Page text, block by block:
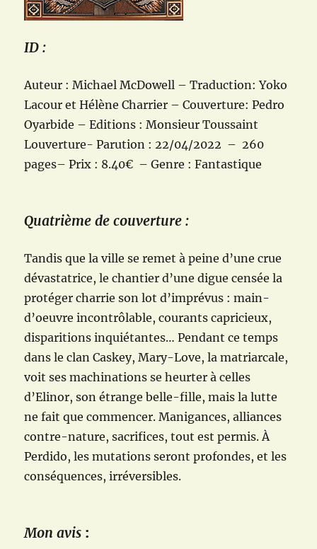
ID :
Auteur : Michael McDowell – Traduction: Yoko
Lacour et Hélène Charrier – Couverture: Pedro
Oyarbide – Editions : Monsieur Toussaint
Louverture- Parution : 22/04/2022 – 260
pages– Prix : 8.40€ – Genre : Fantastique
Quatrième de couverture :
Tandis que la ville se remet à peine d’une crue
dévastatrice, le chantier d’une digue censée la
protéger charrie son lot d’imprévus : main-
d’oeuvre incontrôlable, courants capricieux,
disparitions inquiétantes… Pendant ce temps
dans le clan Caskey, Mary-Love, la matriarcale,
voit ses machinations se heurter à celles
d’Elinor, son étrange belle-fille, mais la lutte
ne fait que commencer. Manigances, alliances
contre-nature, sacrifices, tout est permis. À
Perdido, les mutations seront profondes, et les
conséquences, irréversibles.
Mon avis :